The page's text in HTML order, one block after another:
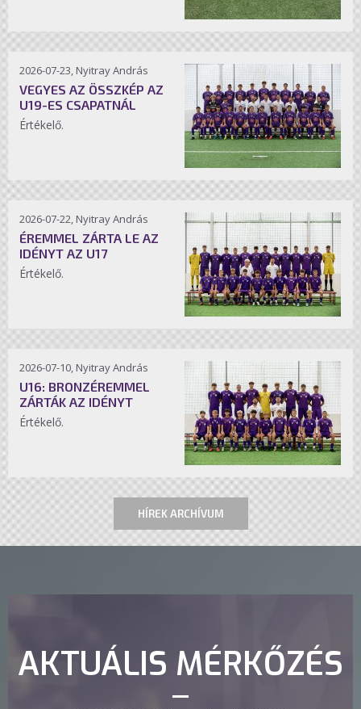
2026-07-23, Nyitray András
VEGYES AZ ÖSSZKÉP AZ
U19-ES CSAPATNÁL
Értékelő.
2026-07-22, Nyitray András
ÉREMMEL ZÁRTA LE AZ
IDÉNYT AZ U17
Értékelő.
2026-07-10, Nyitray András
U16: BRONZÉREMMEL
ZÁRTÁK AZ IDÉNYT
Értékelő.
HÍREK ARCHÍVUM
AKTUÁLIS MÉRKŐZÉS